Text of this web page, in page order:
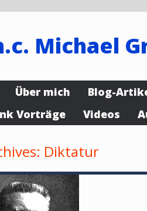
Michael
Über mich Blog-
Vorträge
Videos
Diktatur